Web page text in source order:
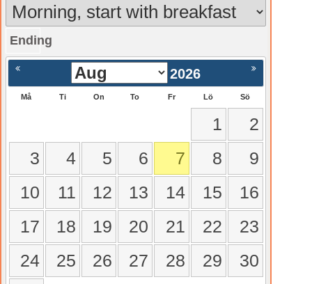
Ending
Nästa >
2026
Må Ti On To Fr Lö Sö
1
2
3
4 5 6 7 8
9
10
11 12 13 14 15
16
17
18 19 20 21 22
23
24
25 26 27 28 29
30